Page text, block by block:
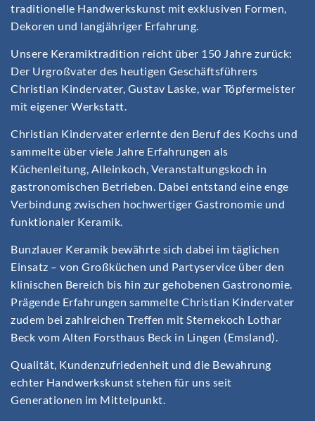
traditionelle Handwerkskunst mit exklusiven Formen,
Dekoren und langjähriger Erfahrung.
Unsere Keramiktradition reicht über 150 Jahre zurück:
Der Urgroßvater des heutigen Geschäftsführers
Christian Kindervater, Gustav Laske, war Töpfermeister
mit eigener Werkstatt.
Christian Kindervater erlernte den Beruf des Kochs und
sammelte über viele Jahre Erfahrungen als
Küchenleitung, Alleinkoch, Veranstaltungskoch in
gastronomischen Betrieben. Dabei entstand eine enge
Verbindung zwischen hochwertiger Gastronomie und
funktionaler Keramik.
Bunzlauer Keramik bewährte sich dabei im täglichen
Einsatz – von Großküchen und Partyservice über den
klinischen Bereich bis hin zur gehobenen Gastronomie.
Prägende Erfahrungen sammelte Christian Kindervater
zudem bei zahlreichen Treffen mit Sternekoch Lothar
Beck vom Alten Forsthaus Beck in Lingen (Emsland).
Qualität, Kundenzufriedenheit und die Bewahrung
echter Handwerkskunst stehen für uns seit
Generationen im Mittelpunkt.